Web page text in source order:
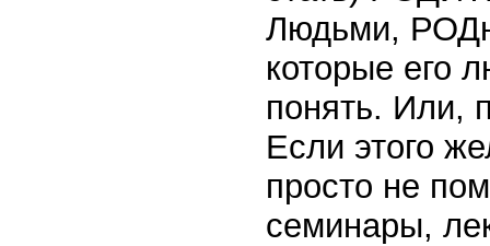
Людьми,
которые его
понять. Или,
Если этого
просто не
семинары,